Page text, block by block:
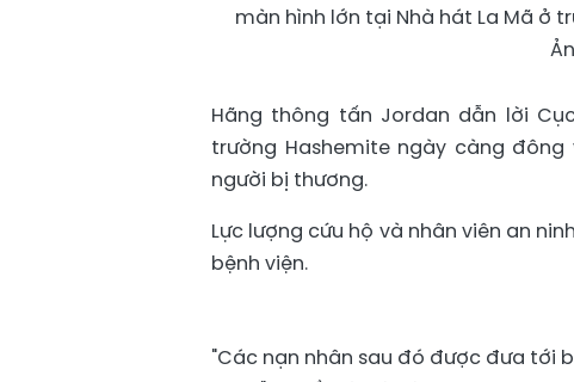
màn hình lớn tại Nhà hát La Mã ở
Hãng thông tấn Jordan dẫn lời
trường Hashemite ngày càng
người bị thương.
Lực lượng cứu hộ và nhân viên an
bệnh viện.
"Các nạn nhân sau đó được đưa tới